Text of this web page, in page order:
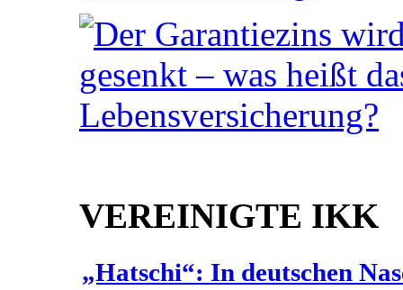
VEREINIGTE IKK
„Hatschi“: In deutschen